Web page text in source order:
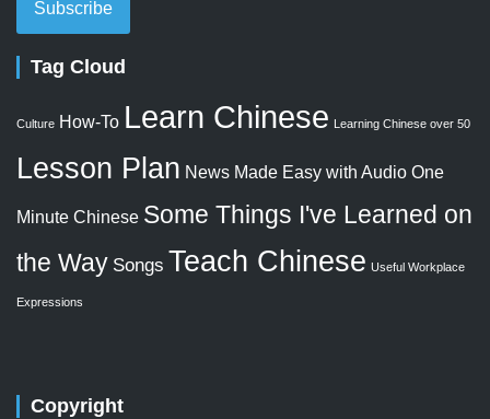
Subscribe
Tag Cloud
Culture How-To Learn Chinese Learning Chinese over 50
Lesson Plan News Made Easy with Audio One
Minute Chinese Some Things I've Learned on
the Way Songs Teach Chinese Useful Workplace
Expressions
Copyright